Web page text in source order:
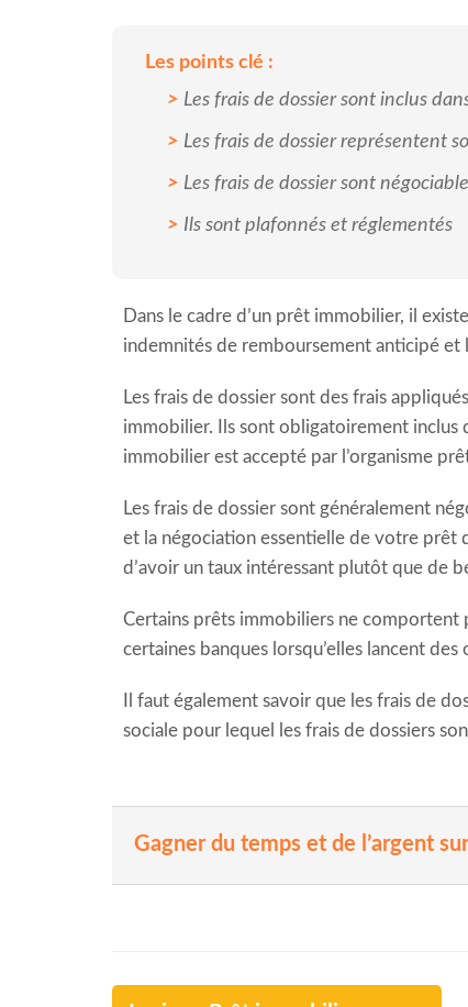
Les points clé :
Les frais de dossier sont inclus
Les frais de dossier représentent
Les frais de dossier sont
Ils sont plafonnés et réglementés
Dans le cadre d’un prêt immobilier, il
indemnités de remboursement anticipé et
Les frais de dossier sont des frais
immobilier. Ils sont obligatoirement inclus
immobilier est accepté par l’organisme
Les frais de dossier sont généralement
et la négociation essentielle de votre prêt
d’avoir un taux intéressant plutôt que de
Certains prêts immobiliers ne comportent
certaines banques lorsqu’elles lancent
Il faut également savoir que les frais de
sociale pour lequel les frais de dossiers
Gagner du temps et de l’argent